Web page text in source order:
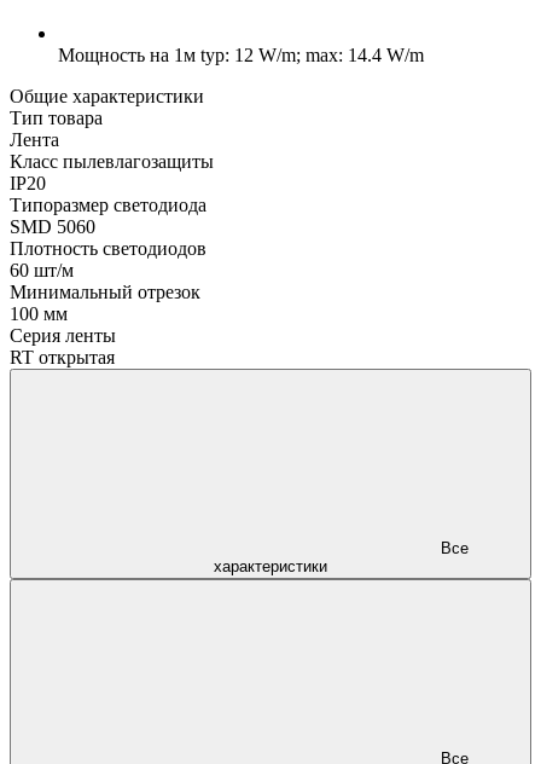
Мощность на 1м typ: 12 W/m; max: 14.4 W/m
Общие характеристики
Тип товара
Лента
Класс пылевлагозащиты
IP20
Типоразмер светодиода
SMD 5060
Плотность светодиодов
60 шт/м
Минимальный отрезок
100 мм
Серия ленты
RT открытая
характеристики